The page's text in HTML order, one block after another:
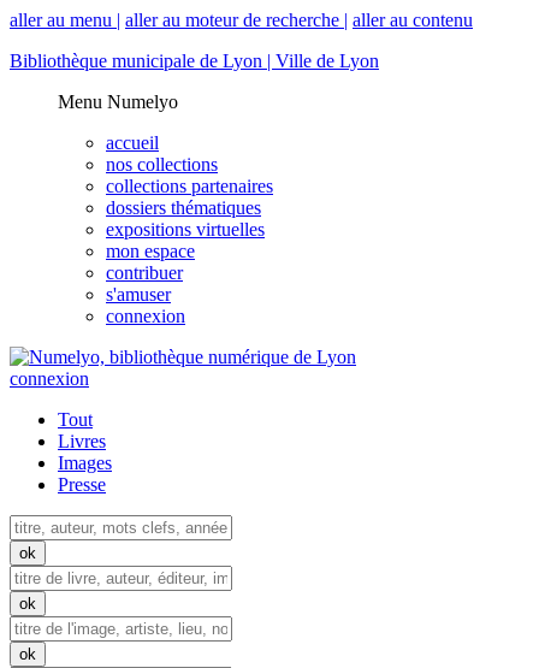
aller au menu | aller au moteur de recherche | aller au contenu
Bibliothèque municipale de Lyon | Ville de Lyon
Menu Numelyo
accueil
nos collections
collections partenaires
dossiers thématiques
expositions virtuelles
mon espace
contribuer
s'amuser
connexion
connexion
Tout
Livres
Images
Presse